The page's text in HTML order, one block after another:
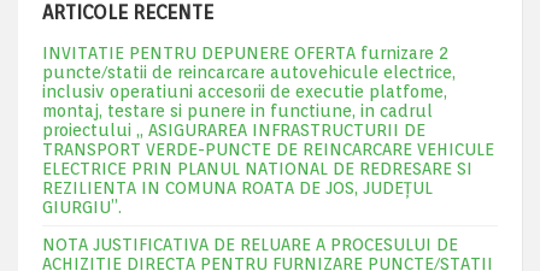
ARTICOLE RECENTE
INVITATIE PENTRU DEPUNERE OFERTA furnizare 2
puncte/statii de reincarcare autovehicule electrice,
inclusiv operatiuni accesorii de executie platfome,
montaj, testare si punere in functiune, in cadrul
proiectului „ ASIGURAREA INFRASTRUCTURII DE
TRANSPORT VERDE-PUNCTE DE REINCARCARE VEHICULE
ELECTRICE PRIN PLANUL NATIONAL DE REDRESARE SI
REZILIENTA IN COMUNA ROATA DE JOS, JUDEŢUL
GIURGIU”.
NOTA JUSTIFICATIVA DE RELUARE A PROCESULUI DE
ACHIZITIE DIRECTA PENTRU FURNIZARE PUNCTE/STATII